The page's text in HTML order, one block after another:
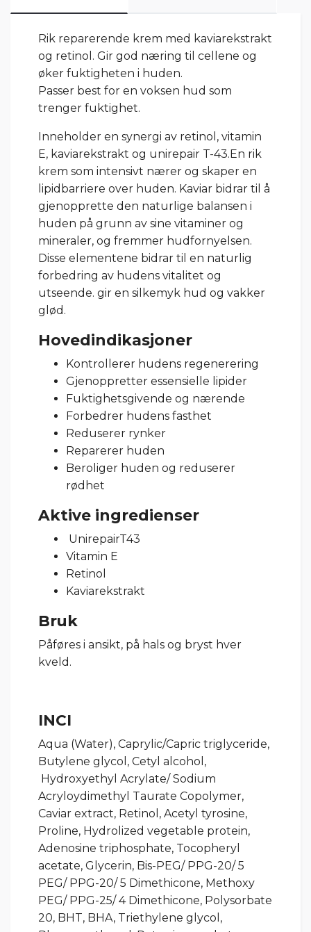
Rik reparerende krem med kaviarekstrakt
og retinol. Gir god næring til cellene og
øker fuktigheten i huden.
Passer best for en voksen hud som
trenger fuktighet.
Inneholder en synergi av retinol, vitamin
E, kaviarekstrakt og unirepair T-43.En rik
krem som intensivt nærer og skaper en
lipidbarriere over huden. Kaviar bidrar til å
gjenopprette den naturlige balansen i
huden på grunn av sine vitaminer og
mineraler, og fremmer hudfornyelsen.
Disse elementene bidrar til en naturlig
forbedring av hudens vitalitet og
utseende. gir en silkemyk hud og vakker
glød.
Hovedindikasjoner
Kontrollerer hudens regenerering
Gjenoppretter essensielle lipider
Fuktighetsgivende og nærende
Forbedrer hudens fasthet
Reduserer rynker
Reparerer huden
Beroliger huden og reduserer
rødhet
Aktive ingredienser
UnirepairT43
Vitamin E
Retinol
Kaviarekstrakt
Bruk
Påføres i ansikt, på hals og bryst hver
kveld.
INCI
Aqua (Water), Caprylic/Capric triglyceride,
Butylene glycol, Cetyl alcohol,
Hydroxyethyl Acrylate/ Sodium
Acryloydimethyl Taurate Copolymer,
Caviar extract, Retinol, Acetyl tyrosine,
Proline, Hydrolized vegetable protein,
Adenosine triphosphate, Tocopheryl
acetate, Glycerin, Bis-PEG/ PPG-20/ 5
PEG/ PPG-20/ 5 Dimethicone, Methoxy
PEG/ PPG-25/ 4 Dimethicone, Polysorbate
20, BHT, BHA, Triethylene glycol,